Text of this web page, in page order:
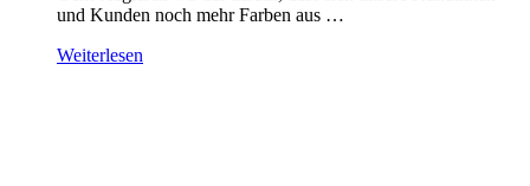
und Kunden noch mehr Farben aus …
Weiterlesen